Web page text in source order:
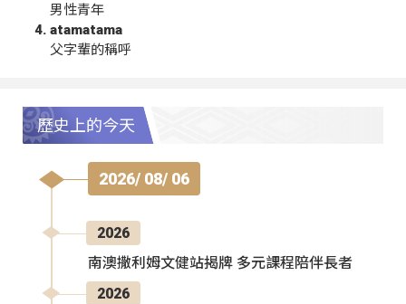
男性青年
atamatama
父字輩的稱呼
歷史上的今天
2026/ 08/ 06
2026
南澳撒利姆文健站揭牌 多元課程陪伴長者
2026